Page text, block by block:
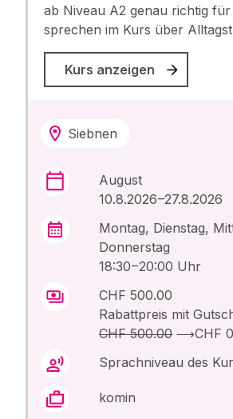
ab Niveau A2 genau richtig für
sprechen im Kurs über
Kurs anzeigen
Siebnen
August
10.8.2026 –27.8.2026
Montag, Dienstag,
Donnerstag
18:30 – 20:00 Uhr
CHF 500.00
Rabattpreis mit
CHF 500.00⟶CHF
Sprachniveau des
komin